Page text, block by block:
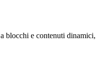
blocchi e contenuti dinamici,